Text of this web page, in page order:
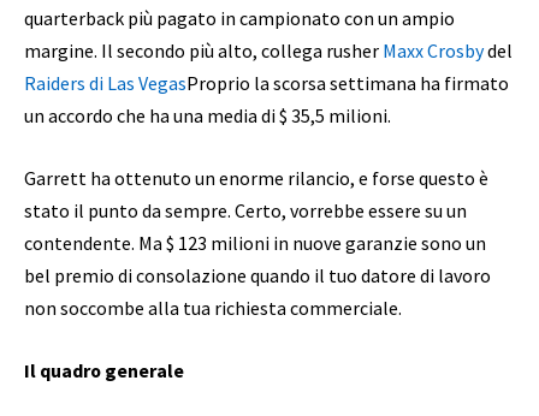
quarterback più pagato in campionato con un ampio
margine. Il secondo più alto, collega rusher Maxx Crosbydel
Raiders di Las VegasProprio la scorsa settimana ha firmato
un accordo che ha una media di $ 35,5 milioni.
Garrett ha ottenuto un enorme rilancio, e forse questo è
stato il punto da sempre. Certo, vorrebbe essere su un
contendente. Ma $ 123 milioni in nuove garanzie sono un
bel premio di consolazione quando il tuo datore di lavoro
non soccombe alla tua richiesta commerciale.
Il quadro generale